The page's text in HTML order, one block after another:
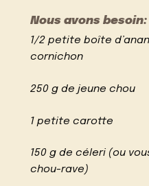
Nous avons besoin:
1/2 petite boîte
cornichon
250 g de jeune chou
1 petite carotte
150 g de céleri (ou
chou-rave)